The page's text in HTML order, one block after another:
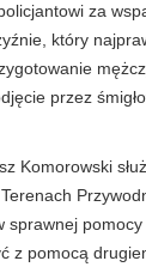
za
który
przez
Komorowski
sprawnej
z pomocą